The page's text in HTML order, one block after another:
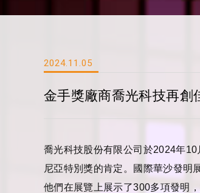
2024.11.05
金手獎廠商喬光科技再創
喬光科技股份有限公司於2024年10
尼亞特別獎的肯定。國際華沙發明
他們在展覽上展示了300多項發明